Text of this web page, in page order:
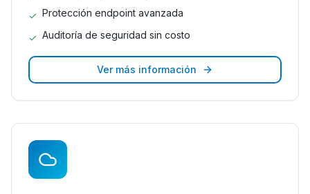
✓ Protección endpoint avanzada
✓ Auditoría de seguridad sin costo
Ver más información